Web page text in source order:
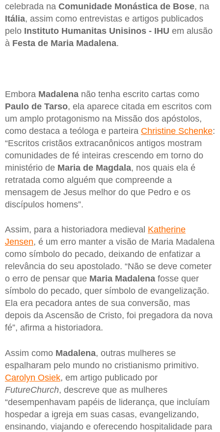
celebrada na Comunidade Monástica de Bose, na
Itália, assim como entrevistas e artigos publicados
pelo Instituto Humanitas Unisinos - IHU em alusão
à Festa de Maria Madalena.
Embora Madalena não tenha escrito cartas como
Paulo de Tarso, ela aparece citada em escritos com
um amplo protagonismo na Missão dos apóstolos,
como destaca a teóloga e parteira Christine Schenke:
“Escritos cristãos extracanônicos antigos mostram
comunidades de fé inteiras crescendo em torno do
ministério de Maria de Magdala, nos quais ela é
retratada como alguém que compreende a
mensagem de Jesus melhor do que Pedro e os
discípulos homens”.
Assim, para a historiadora medieval Katherine
Jensen, é um erro manter a visão de Maria Madalena
como símbolo do pecado, deixando de enfatizar a
relevância do seu apostolado. “Não se deve cometer
o erro de pensar que Maria Madalena fosse quer
símbolo do pecado, quer símbolo de evangelização.
Ela era pecadora antes de sua conversão, mas
depois da Ascensão de Cristo, foi pregadora da nova
fé”, afirma a historiadora.
Assim como Madalena, outras mulheres se
espalharam pelo mundo no cristianismo primitivo.
Carolyn Osiek, em artigo publicado por
FutureChurch, descreve que as mulheres
“desempenhavam papéis de liderança, que incluíam
hospedar a igreja em suas casas, evangelizando,
ensinando, viajando e oferecendo hospitalidade para